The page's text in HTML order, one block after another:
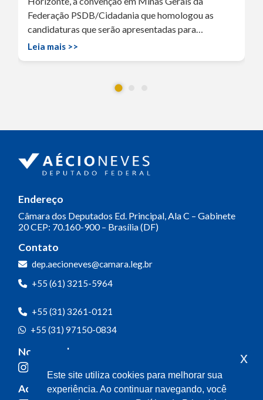
Federação PSDB/Cidadania que homologou as
candidaturas que serão apresentadas para…
Leia mais >>
Endereço
Câmara dos Deputados Ed. Principal, Ala C – Gabinete
20CEP: 70.160-900 – Brasília (DF)
Contato
dep.aecioneves@camara.leg.br
+55 (61) 3215-5964
+55 (31) 3261-0121
+55 (31) 97150-0834
Nossas redes
Acompanhe o meu mandato
Este site utiliza cookies para melhorar sua
experiência. Ao continuar navegando, você
x